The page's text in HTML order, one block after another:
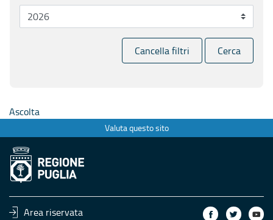
Cancella filtri Cerca
Ascolta
Valuta questo sito
Area riservata